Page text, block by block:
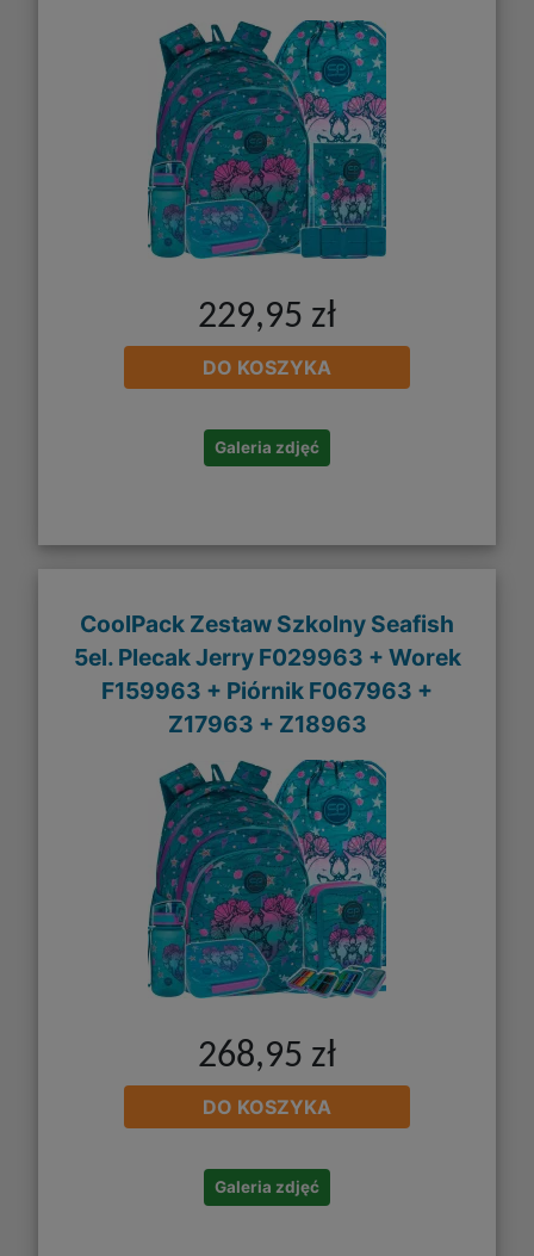
229,95 zł
DO KOSZYKA
Galeria zdjęć
CoolPack Zestaw Szkolny Seafish
5el. Plecak Jerry F029963 + Worek
F159963 + Piórnik F067963 +
Z17963 + Z18963
268,95 zł
DO KOSZYKA
Galeria zdjęć